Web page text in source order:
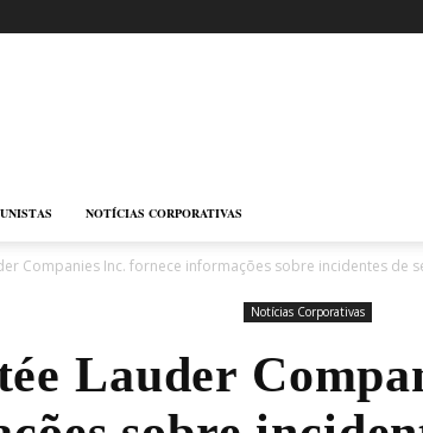
NOTÍCIAS CORPORATIVAS
Companies Inc. fornece informações sobre incidentes de
Notícias Corporativas
Lauder